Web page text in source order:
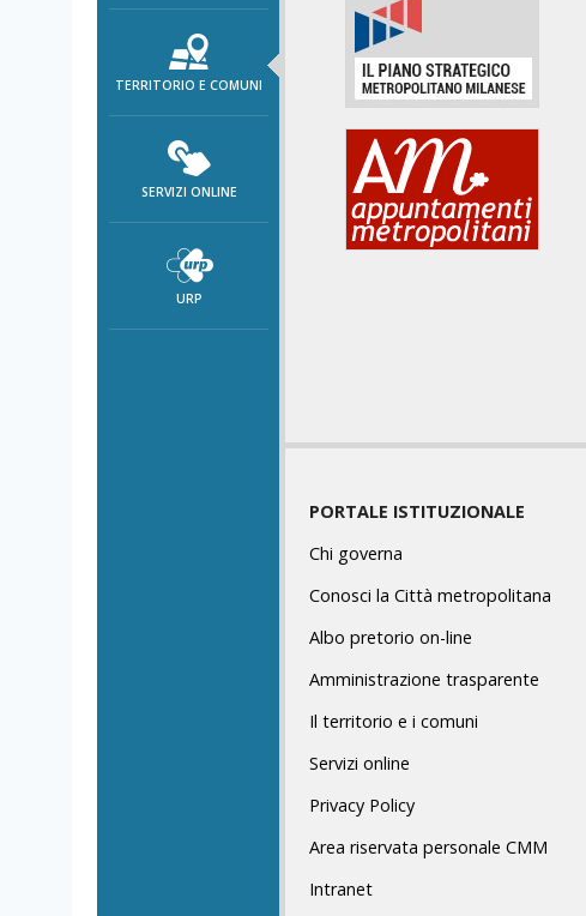
TERRITORIO E COMUNI
SERVIZI ONLINE
URP
PORTALE ISTITUZIONALE
Chi governa
Conosci la Città metropolitana
Albo pretorio on-line
Amministrazione trasparente
Il territorio e i comuni
Servizi online
Privacy Policy
Area riservata personale CMM
Intranet